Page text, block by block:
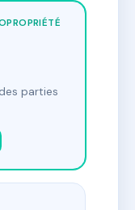
parties